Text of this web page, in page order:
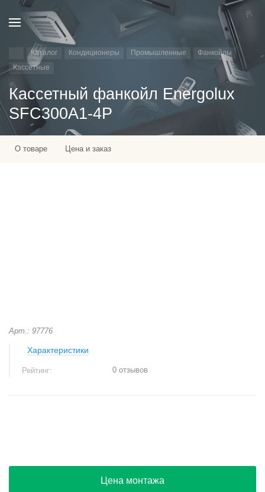
Каталог Кондиционеры Промышленные
Фанкойлы
Кассетные
Кассетный фанкойл Energolux
SFC300A1-4P
О товаре Цена и заказ
Арт.: 97776
Характеристики
Рейтинг: 0 отзывов
Цена монтажа